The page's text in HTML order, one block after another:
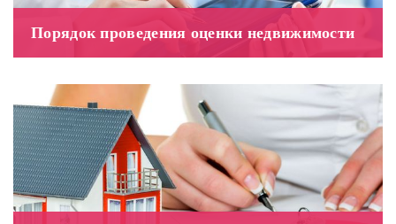
Порядок проведения оценки недвижимости